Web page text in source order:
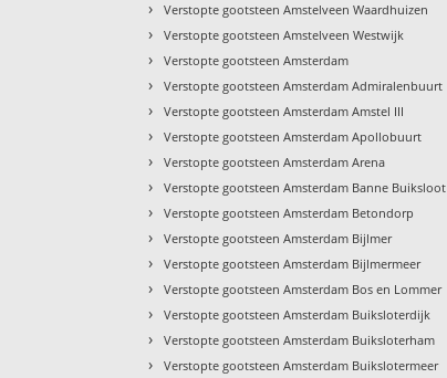
› Verstopte gootsteen Amstelveen Waardhuizen
› Verstopte gootsteen Amstelveen Westwijk
› Verstopte gootsteen Amsterdam
› Verstopte gootsteen Amsterdam Admiralenbuurt
› Verstopte gootsteen Amsterdam Amstel III
› Verstopte gootsteen Amsterdam Apollobuurt
› Verstopte gootsteen Amsterdam Arena
› Verstopte gootsteen Amsterdam Banne Buiksloot
› Verstopte gootsteen Amsterdam Betondorp
› Verstopte gootsteen Amsterdam Bijlmer
› Verstopte gootsteen Amsterdam Bijlmermeer
› Verstopte gootsteen Amsterdam Bos en Lommer
› Verstopte gootsteen Amsterdam Buiksloterdijk
› Verstopte gootsteen Amsterdam Buiksloterham
› Verstopte gootsteen Amsterdam Buikslotermeer